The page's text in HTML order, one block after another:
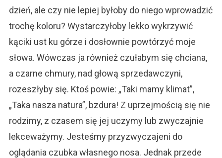
dzień, ale czy nie lepiej byłoby do niego wprowadzić
trochę koloru? Wystarczyłoby lekko wykrzywić
kąciki ust ku górze i dosłownie powtórzyć moje
słowa. Wówczas ja również czułabym się chciana,
a czarne chmury, nad głową sprzedawczyni,
rozeszłyby się. Ktoś powie: „Taki mamy klimat”,
„Taka nasza natura”, bzdura! Z uprzejmością się nie
rodzimy, z czasem się jej uczymy lub zwyczajnie
lekceważymy. Jesteśmy przyzwyczajeni do
oglądania czubka własnego nosa. Jednak przede